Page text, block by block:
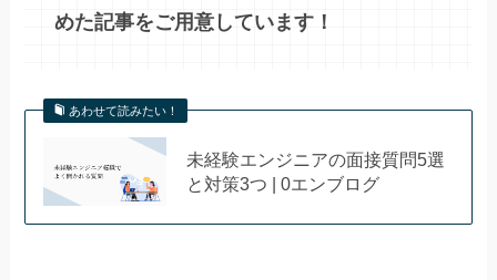
めた記事をご用意しています！
あわせて読みたい！
未経験エンジニアの面接質問5選
と対策3つ | 0エンブログ